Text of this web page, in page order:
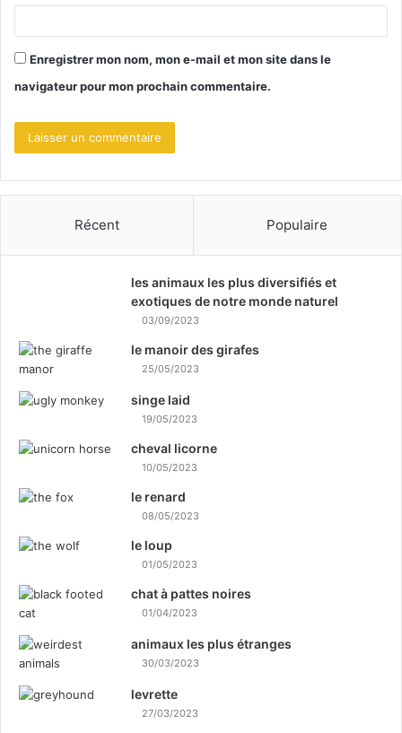
Enregistrer mon nom, mon e-mail et mon site dans le
navigateur pour mon prochain commentaire.
Récent Populaire
les animaux les plus diversifiés et
exotiques de notre monde naturel
03/09/2023
le manoir des girafes
25/05/2023
singe laid
19/05/2023
cheval licorne
10/05/2023
le renard
08/05/2023
le loup
01/05/2023
chat à pattes noires
01/04/2023
animaux les plus étranges
30/03/2023
levrette
27/03/2023